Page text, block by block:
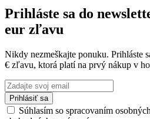
Prihláste sa do
eur zľavu
Nikdy nezmeškajte ponuku. Prihláste
€ zľavu, ktorá platí na prvý nákup v
Prihlásiť sa
Súhlasím so spracovaním